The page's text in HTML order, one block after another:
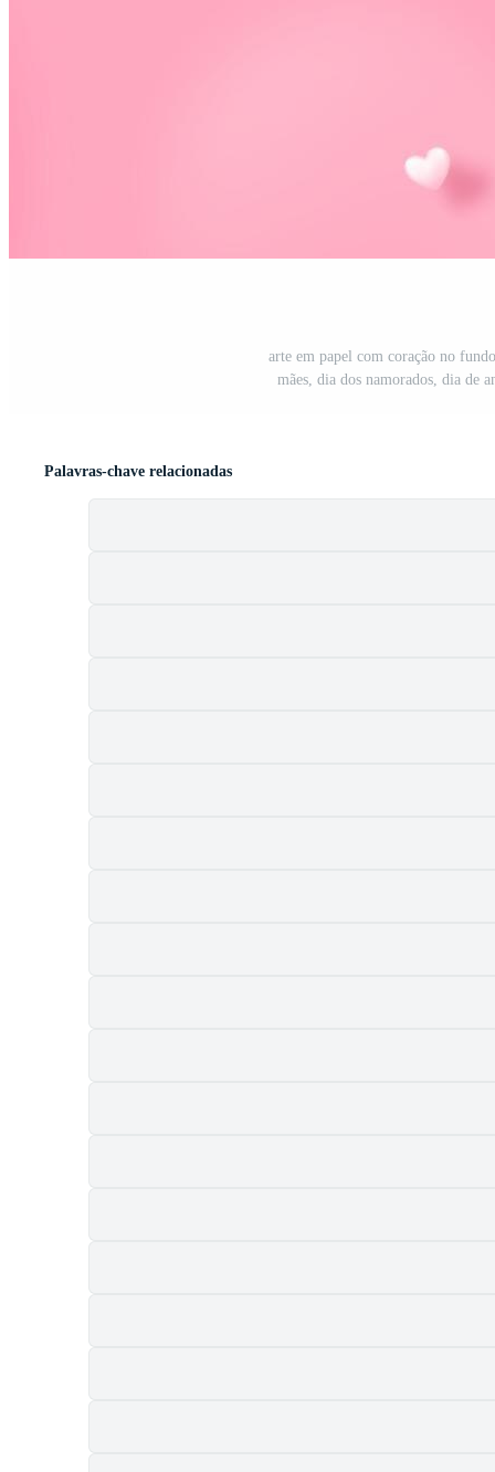
arte em papel com coração no
mães, dia dos namorados, dia de
Palavras-chave relacionadas